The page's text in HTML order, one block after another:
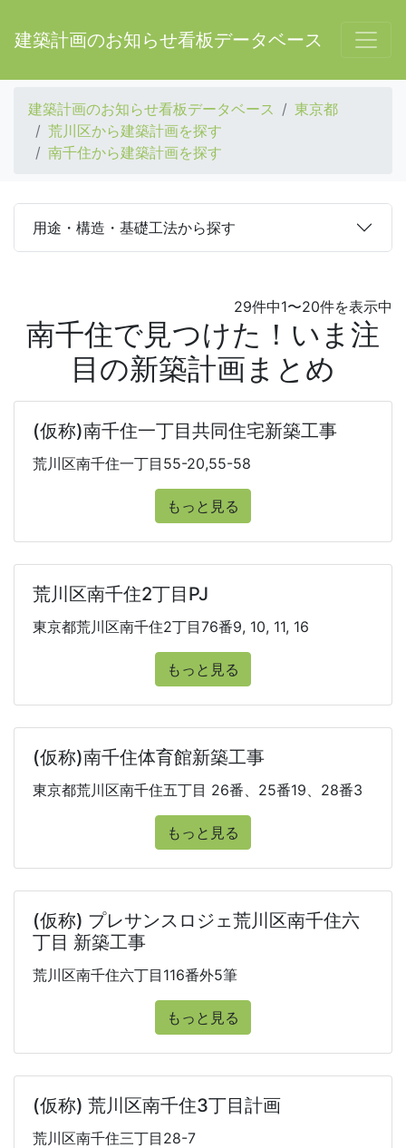
建築計画のお知らせ看板データベース
建築計画のお知らせ看板データベース
東京都
荒川区から建築計画を探す
南千住から建築計画を探す
用途・構造・基礎工法から探す
29件中1〜20件を表示中
南千住で見つけた！いま注
目の新築計画まとめ
(仮称)南千住一丁目共同住宅新築工事
荒川区南千住一丁目55-20,55-58
もっと見る
荒川区南千住2丁目PJ
東京都荒川区南千住2丁目76番9, 10, 11, 16
もっと見る
(仮称)南千住体育館新築工事
東京都荒川区南千住五丁目 26番、25番19、28番3
もっと見る
(仮称) プレサンスロジェ荒川区南千住六
丁目 新築工事
荒川区南千住六丁目116番外5筆
もっと見る
(仮称) 荒川区南千住3丁目計画
荒川区南千住三丁目28-7